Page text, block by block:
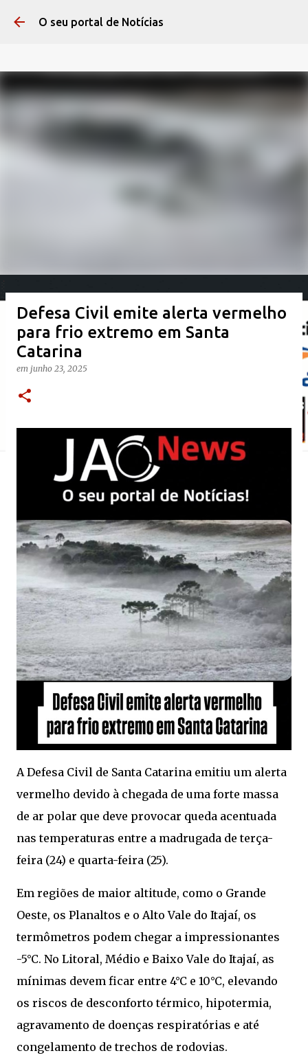
O seu portal de Notícias
Defesa Civil emite alerta vermelho
para frio extremo em Santa
Catarina
em junho 23, 2025
A Defesa Civil de Santa Catarina emitiu um alerta
vermelho devido à chegada de uma forte massa
de ar polar que deve provocar queda acentuada
nas temperaturas entre a madrugada de terça-
feira (24) e quarta-feira (25).
Em regiões de maior altitude, como o Grande
Oeste, os Planaltos e o Alto Vale do Itajaí, os
termômetros podem chegar a impressionantes
-5°C. No Litoral, Médio e Baixo Vale do Itajaí, as
mínimas devem ficar entre 4°C e 10°C, elevando
os riscos de desconforto térmico, hipotermia,
agravamento de doenças respiratórias e até
congelamento de trechos de rodovias.